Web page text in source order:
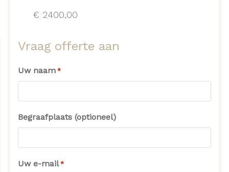
€ 2400,00
Vraag offerte aan
Uw naam *
Begraafplaats (optioneel)
Uw e-mail *